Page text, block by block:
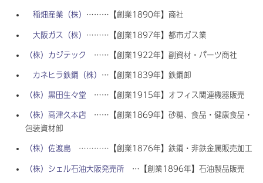
稲畑産業（株） ………【創業1890年】商社
大阪ガス（株） ………【創業1897年】都市ガス業
（株）カジテック ……【創業1922年】副資材・パーツ商社
カネヒラ鉄鋼（株） …【創業1839年】鉄鋼卸
（株）黒田生々堂 ……【創業1915年】オフィス関連機器販売
（株）高津久本店 ……【創業1869年】砂糖、食品・健康食品・
包装資材卸
（株）佐渡島 …………【創業1876年】鉄鋼・非鉄金属販売加工
（株）シェル石油大阪発売所 …【創業1896年】石油製品販売